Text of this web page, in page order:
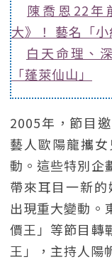
陳喬恩22年
大》！ 藝名「
白天命理、
「蓬萊仙山」
2005年，節目
藝人歐陽龍攜
動。這些特別企
帶來耳目一新
出現重大變動。
價王」等節目轉
王」，主持人陽